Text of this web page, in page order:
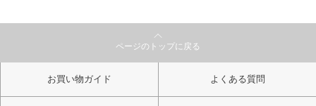
ページのトップに戻る
お買い物ガイド よくある質問